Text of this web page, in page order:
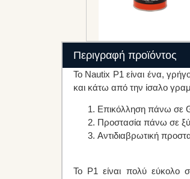
Περιγραφή προϊόντος
Το Nautix P1 είναι ένα,
και κάτω από την ίσαλο
Επικόλληση πάνω σε
Προστασία πάνω σε
Αντιδιαβρωτική
Το P1 είναι πολύ